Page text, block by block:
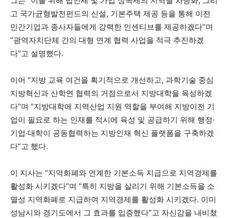
고 국가균형발전펀드의 신설, 기본주택 제공 등을 통해 이전
민간기업과 종사자들에게 강력한 인센티브를 제공하겠다”며
“광역자치단체 간의 대형 연계 협력 사업을 적극 추진하겠
다”고 설명했다.
이어 “지방 교육 여건을 획기적으로 개선하고, 과학기술 중심
지방혁신과 산학연 협력의 거점으로서 지방대학을 육성하겠
다”며 “지방대학에 지역산업 지원 역할을 부여해 지방이전 기
업이 필요로 하는 인재를 적시에 육성 및 공급하기 위해 행정·
기업·대학이 공동협력하는 지방인재 혁신 플랫폼을 구축하겠
다”고 했다.
이 지사는 “지역화폐와 연계한 기본소득 지급으로 지역경제를
활성화 시키겠다”며 “특히 지방을 살리기 위해 기본소득을 소
멸성 지역화폐로 지급하여 지역경제를 활성화 시키겠다. 이미
성남시와 경기도에서 그 효과를 입증했다”고 자신감을 내비쳤